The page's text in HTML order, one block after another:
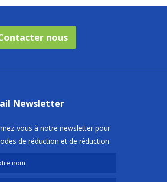
nous
Newsletter
vous à notre newsletter pour
de réduction et de réduction